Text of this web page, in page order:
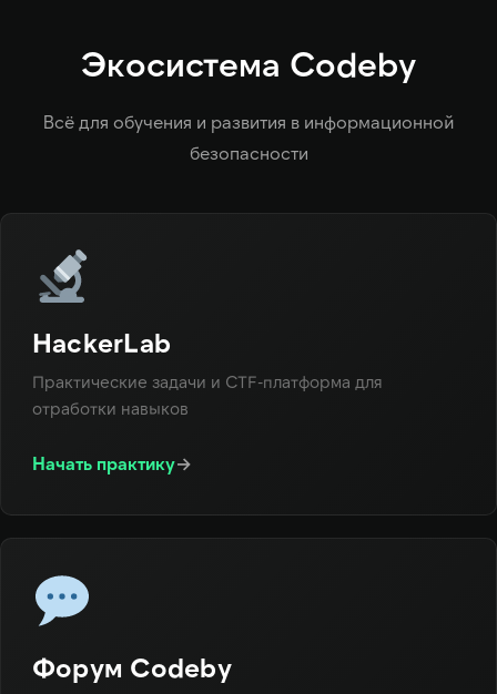
Экосистема Codeby
Всё для обучения и развития в информационной
безопасности
HackerLab
Практические задачи и CTF-платформа для
отработки навыков
Начать практику→
Форум Codeby